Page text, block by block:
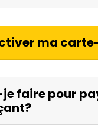
ma
je faire pour